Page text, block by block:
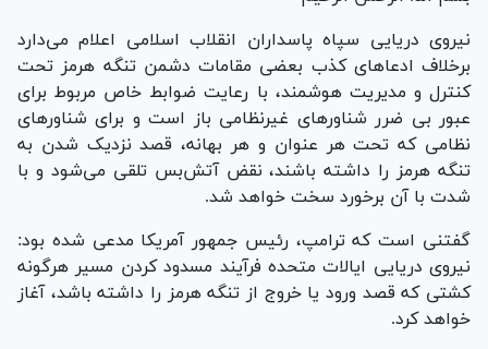
نیروی دریایی سپاه پاسداران انقلاب اسلامی اعلام می‌دارد
برخلاف ادعا‌های کذب بعضی مقامات دشمن تنگه هرمز تحت
کنترل و مدیریت هوشمند، با رعایت ضوابط خاص مربوط برای
عبور بی ضرر شناور‌های غیرنظامی باز است و برای شناور‌های
نظامی که تحت هر عنوان و هر بهانه، قصد نزدیک شدن به
تنگه هرمز را داشته باشند، نقض آتش‌بس تلقی می‌شود و با
شدت با آن برخورد سخت خواهد شد.
گفتنی است که ترامپ، رئیس جمهور آمریکا مدعی شده بود:
نیروی دریایی ایالات متحده فرآیند مسدود کردن مسیر هرگونه
کشتی که قصد ورود یا خروج از تنگه هرمز را داشته باشد، آغاز
خواهد کرد.